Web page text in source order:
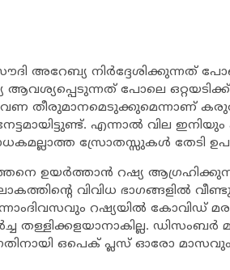
അറേബ്യ നിര്‍ദ്ദേശിക്കുന്നത്
ആവശ്യപ്പെടുന്നത് പോലെ
തീരുമാനമെടുക്കുമെന്നാണ്
എന്നാല്‍ വില
സ്രോതസ്സുകള്‍ തേടി
ഉയര്‍ത്താന്‍ റഷ്യ
വിവിധ ഭാഗങ്ങളില്‍
റഷ്യയില്‍
തള്ളിക്കളയാനാകില്ല.
ഒപെക് പ്ലസ് ഓരോ